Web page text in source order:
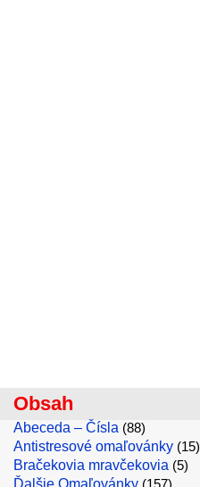
Obsah
Abeceda – Čísla (88)
Antistresové omaľovánky (15)
Bračekovia mravčekovia (5)
Ďalšie Omaľovánky (157)